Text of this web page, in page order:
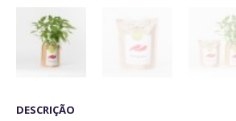
DESCRIÇÃO